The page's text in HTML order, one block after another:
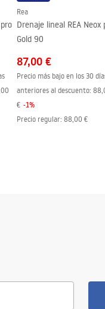
Rea
Drenaje lineal REA Neox
Gold 90
87,00 €
Precio más bajo en los 30
anteriores al descuento:
€ -1%
Precio regular: 88,00 €